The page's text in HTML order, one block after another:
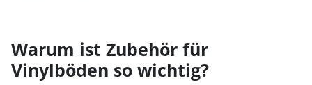
Warum ist Zubehör für
Vinylböden so wichtig?